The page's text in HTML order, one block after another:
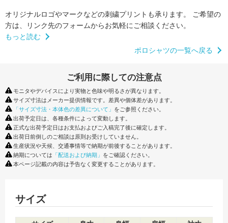
オリジナルロゴやマークなどの刺繍プリントも承ります。
ご希望の
方は、リンク先のフォームからお気軽にご相談ください。
もっと読む
ポロシャツの一覧へ戻る
ご利用に際しての注意点
モニタやデバイスにより実物と色味や明るさが異なります。
サイズ寸法はメーカー提供情報です。差異や個体差があります。
「サイズ寸法・本体色の差異について」 をご参照ください。
出荷予定日は、各種条件によって変動します。
正式な出荷予定日はお支払およびご入稿完了後に確定します。
出荷日前倒しのご相談は原則お受けしていません。
生産状況や天候、交通事情等で納期が前後することがあります。
納期については 「配送および納期」 をご確認ください。
本ページ記載の内容は予告なく変更することがあります。
サイズ